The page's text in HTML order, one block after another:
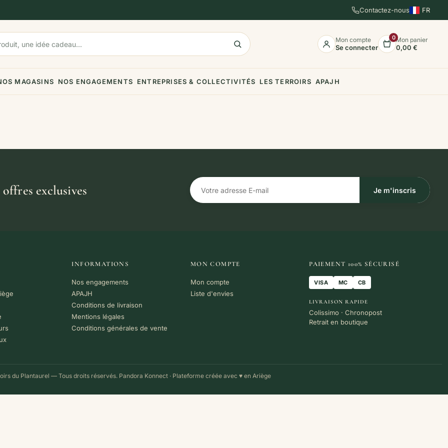
Contactez-nous
FR
EN
Mon compte
Se connecter
0Mon panier
0,00 €
MAGASINS NOS ENGAGEMENTS ENTREPRISES & COLLECTIVITÉS LES TERROIRS APAJH
exclusives Je m'inscris
INFORMATIONS
Nos engagements
APAJH
Conditions de livraison
Mentions légales
Conditions générales de vente
MON COMPTE
Mon compte
Liste d'envies
PAIEMENT 100% SÉCURISÉ
VISA MC CB
LIVRAISON RAPIDE
Colissimo · Chronopost
Retrait en boutique
du Plantaurel — Tous droits réservés. Pandora Konnect· Plateforme créée avec ♥ en Ariège